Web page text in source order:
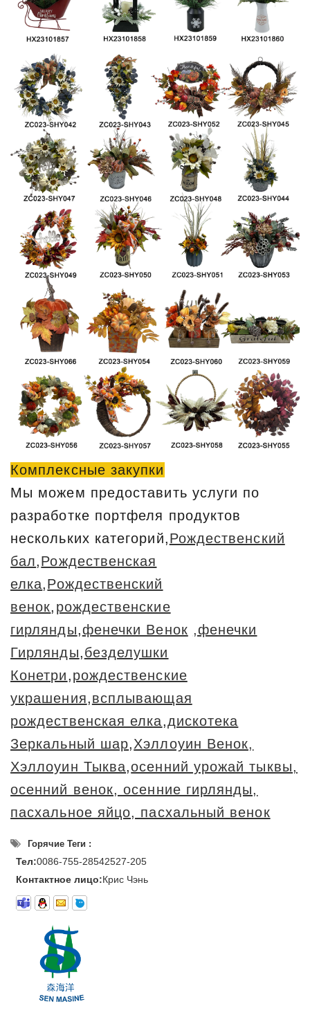
Комплексные закупки
Мы можем предоставить услуги по
разработке портфеля продуктов
нескольких категорий,Рождественский
бал,Рождественская
елка,Рождественский
венок, рождественские
гирлянды,фенечки Венок ,фенечки
Гирлянды,безделушки
Конетри,рождественские
украшения,всплывающая
рождественская елка,дискотека
Зеркальный шар,Хэллоуин Венок,
Хэллоуин Тыква,осенний урожай тыквы,
осенний венок, осенние гирлянды,
пасхальное яйцо, пасхальный венок
Горячие Теги :
Тел:0086-755-28542527-205
Контактное лицо:Крис Чэнь